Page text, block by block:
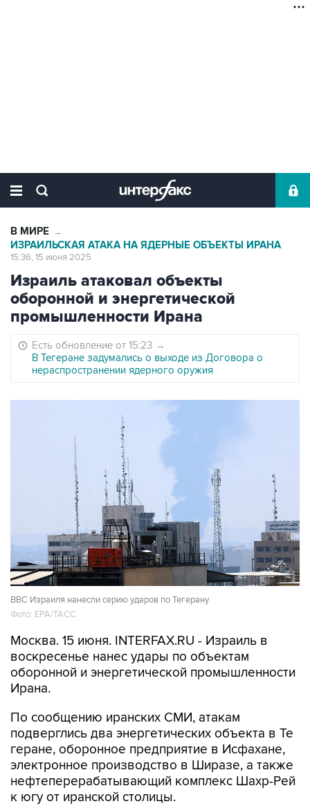
В МИРЕ →
ИЗРАИЛЬСКАЯ АТАКА НА ЯДЕРНЫЕ ОБЪЕКТЫ ИРАНА
15:36, 15 июня 2025
Израиль атаковал объекты
оборонной и энергетической
промышленности Ирана
Есть обновление от 15:23 →
В Тегеране задумались о выходе из Договора о
нераспространении ядерного оружия
ВВС Израиля нанесли серию ударов по Тегерану
Фото: EPA/ТАСС
Москва. 15 июня. INTERFAX.RU - Израиль в
воскресенье нанес удары по объектам
оборонной и энергетической промышленности
Ирана.
По сообщению иранских СМИ, атакам
подверглись два энергетических объекта в Те‌‌‌‌​​‌​‌‌​‍‌‌‌‌​​‌‌​​‌‍‌‌‌‌​​‌‌‌‌​‍‌‌‌‌​​​​‌‌‌‍‌‌‌‌‌​​​‌​‌‍‌‌‌‌‌​​​‌​‌‍‌‌‌‌​​‌​‌‌​‍‌‌‌‌​​‌‌​​‌‍‌‌‌‌​​‌‌‌‌​‍‌‌‌‌​​​​‌‌‌‍‌‌‌‌‌​‌​​‌​‍‌‌‌‌​​​‌​‌‌‍‌‌‌‌​​‌​‌‌​‍‌‌‌‌​​‌​​‌​‍‌‌‌‌​​‌​​​​‍‌‌‌‌​​‌​​​‌‍‌‌‌‌​​‌​‌‌​‍‌‌‌‌​​‌​​​‌‍‌‌‌‌​​‌‌‌‌​
геране, оборонное предприятие в Исфахане,
электронное производство в Ширазе, а также
нефтеперерабатывающий комплекс Шахр-Рей
к югу от иранской столицы.